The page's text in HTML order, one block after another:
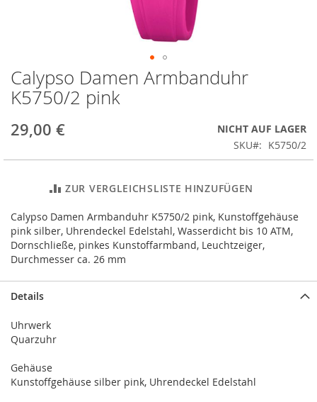
Zum
Anfang
der
springen
Calypso Damen Armbanduhr
K5750/2 pink
29,00 €
NICHT AUF LAGER
SKU
K5750/2
ZUR VERGLEICHSLISTE HINZUFÜGEN
Calypso Damen Armbanduhr K5750/2 pink, Kunstoffgehäuse
pink silber, Uhrendeckel Edelstahl, Wasserdicht bis 10 ATM,
Dornschließe, pinkes Kunstoffarmband, Leuchtzeiger,
Durchmesser ca. 26 mm
Details
Uhrwerk
Quarzuhr
Gehäuse
Kunstoffgehäuse silber pink, Uhrendeckel Edelstahl